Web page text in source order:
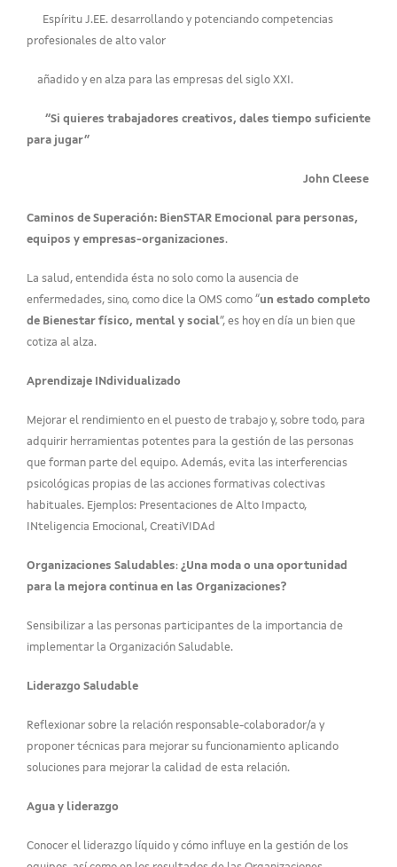
Espíritu J.EE. desarrollando y potenciando competencias
profesionales de alto valor
añadido y en alza para las empresas del siglo XXI.
“Si quieres trabajadores creativos, dales tiempo suficiente
para jugar”
John Cleese
Caminos de Superación: BienSTAR Emocional para personas,
equipos y empresas-organizaciones.
La salud, entendida ésta no solo como la ausencia de
enfermedades, sino, como dice la OMS como “un estado completo
de Bienestar físico, mental y social”, es hoy en día un bien que
cotiza al alza.
Aprendizaje INdividualizado
Mejorar el rendimiento en el puesto de trabajo y, sobre todo, para
adquirir herramientas potentes para la gestión de las personas
que forman parte del equipo. Además, evita las interferencias
psicológicas propias de las acciones formativas colectivas
habituales. Ejemplos: Presentaciones de Alto Impacto,
INteligencia Emocional, CreatiVIDAd
Organizaciones Saludables: ¿Una moda o una oportunidad
para la mejora continua en las Organizaciones?
Sensibilizar a las personas participantes de la importancia de
implementar la Organización Saludable.
Liderazgo Saludable
Reflexionar sobre la relación responsable-colaborador/a y
proponer técnicas para mejorar su funcionamiento aplicando
soluciones para mejorar la calidad de esta relación.
Agua y liderazgo
Conocer el liderazgo líquido y cómo influye en la gestión de los